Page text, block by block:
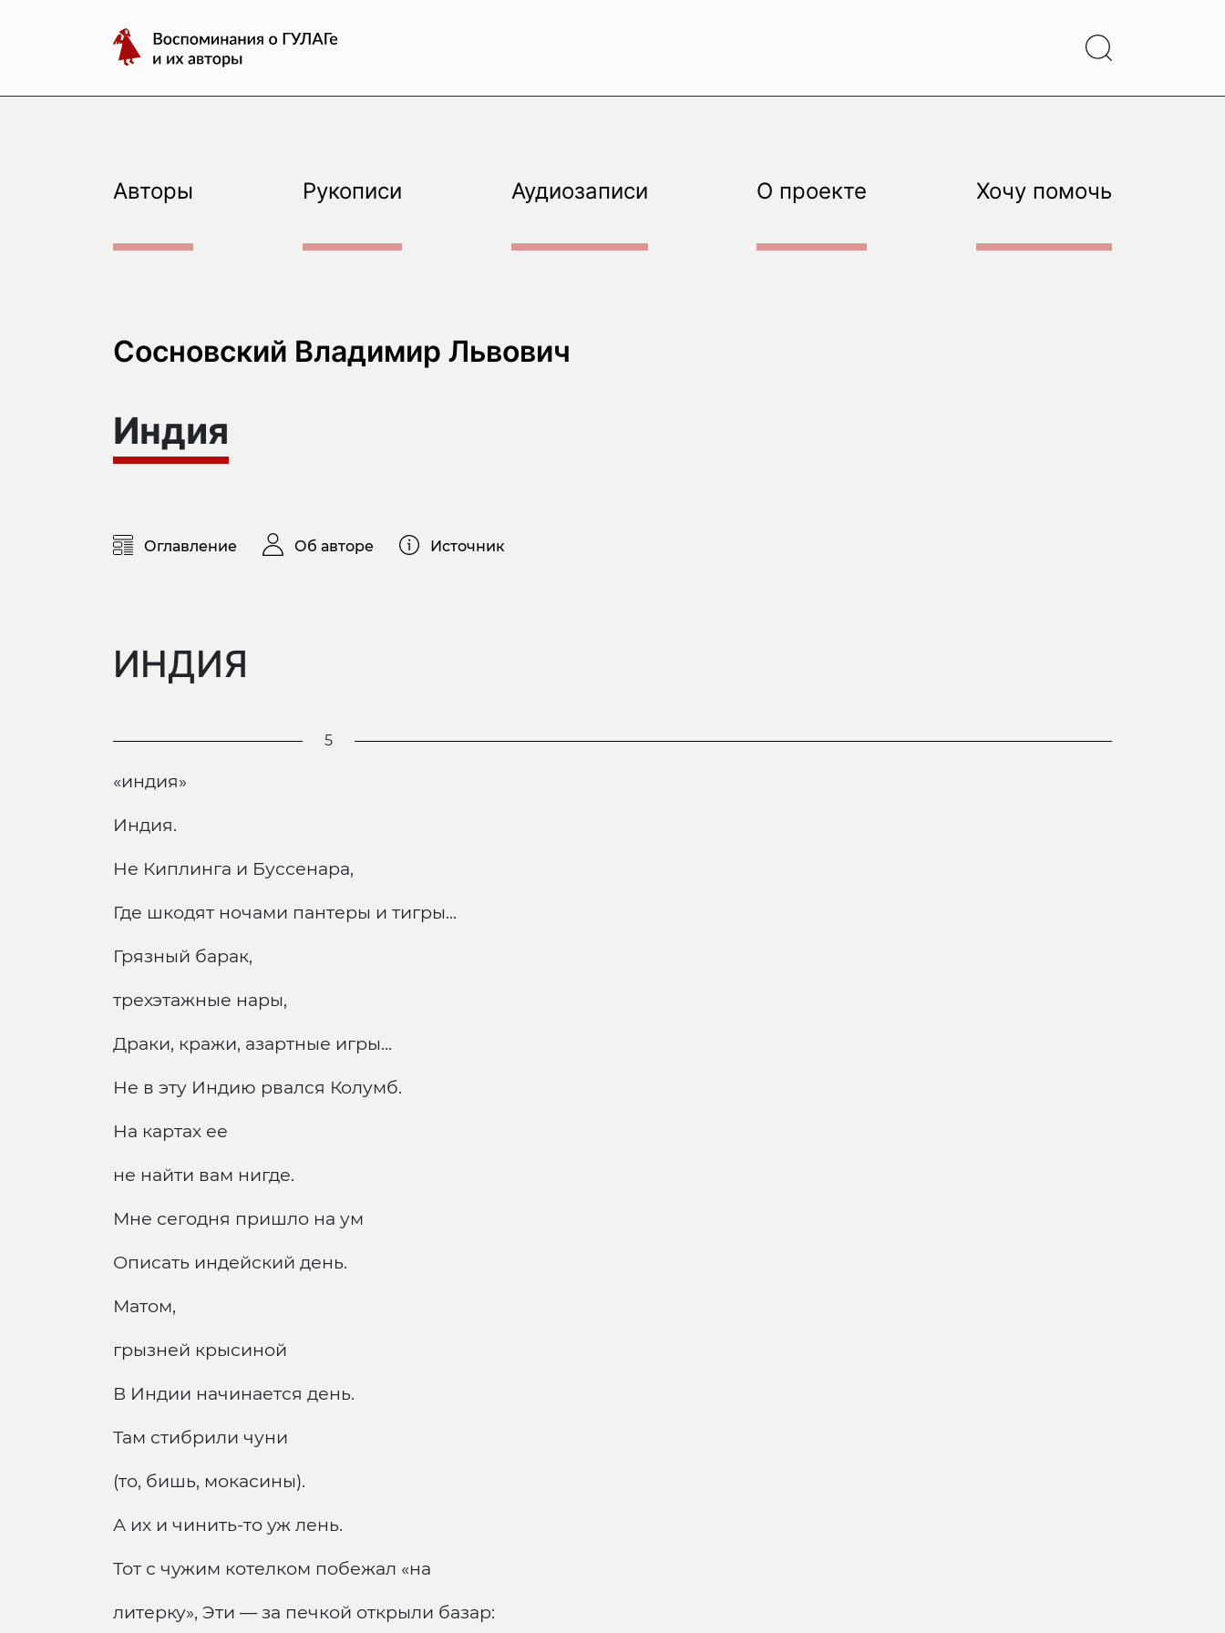
Воспоминания
о
и
Авторы Рукописи Аудиозаписи О проекте Хочу помочь
Сосновский Владимир Львович
Индия
Оглавление Об авторе Источник
ИНДИЯ
5
«индия»
Индия.
Не Киплинга и Буссенара,
Где шкодят ночами пантеры и тигры...
Грязный барак,
трехэтажные нары,
Драки, кражи, азартные игры...
Не в эту Индию рвался Колумб.
На картах ее
не найти вам нигде.
Мне сегодня пришло на ум
Описать индейский день.
Матом,
грызней крысиной
В Индии начинается день.
Там стибрили чуни
(то, бишь, мокасины).
А их и чинить-то уж лень.
Тот с чужим котелком побежал «на
литерку», Эти — за печкой открыли базар: